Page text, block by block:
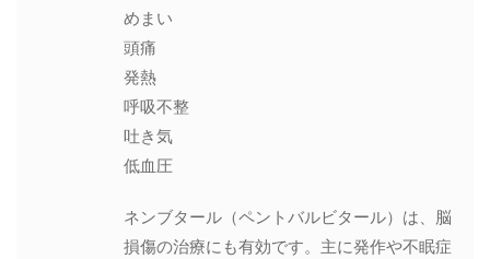
めまい
頭痛
発熱
呼吸不整
吐き気
低血圧
ネンブタール（ペントバルビタール）は、脳
損傷の治療にも有効です。主に発作や不眠症